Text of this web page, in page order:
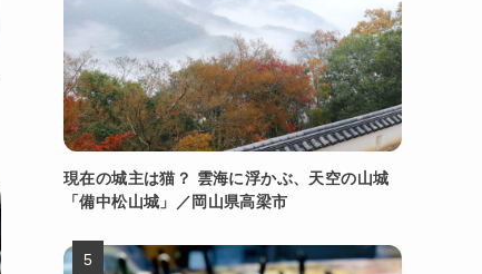
現在の城主は猫？ 雲海に浮かぶ、天空の山城
「備中松山城」／岡山県高梁市